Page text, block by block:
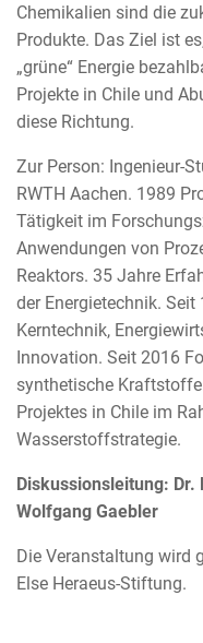
Chemikalien sind die
Produkte. Das Ziel ist
„grüne“ Energie
Projekte in Chile und
diese Richtung.
Zur Person: Ingenieur-
RWTH Aachen. 1989
Tätigkeit im
Anwendungen von
Reaktors. 35 Jahre
der Energietechnik.
Kerntechnik,
Innovation. Seit 2016
synthetische
Projektes in Chile im
Wasserstoffstrategie.
Diskussionsleitung:
Wolfgang Gaebler
Die Veranstaltung wird
Else Heraeus-Stiftung.